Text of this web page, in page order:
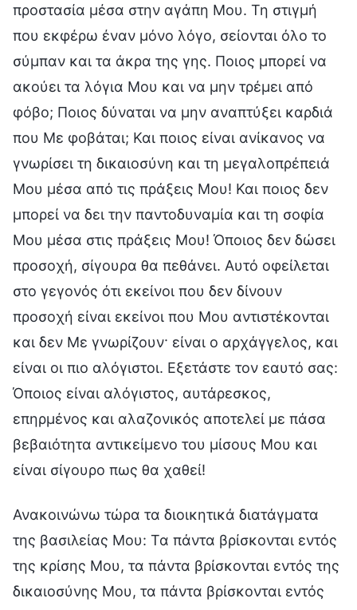
προστασία μέσα στην αγάπη Μου. Τη στιγμή
που εκφέρω έναν μόνο λόγο, σείονται όλο το
σύμπαν και τα άκρα της γης. Ποιος μπορεί να
ακούει τα λόγια Μου και να μην τρέμει από
φόβο; Ποιος δύναται να μην αναπτύξει καρδιά
που Με φοβάται; Και ποιος είναι ανίκανος να
γνωρίσει τη δικαιοσύνη και τη μεγαλοπρέπειά
Μου μέσα από τις πράξεις Μου! Και ποιος δεν
μπορεί να δει την παντοδυναμία και τη σοφία
Μου μέσα στις πράξεις Μου! Όποιος δεν δώσει
προσοχή, σίγουρα θα πεθάνει. Αυτό οφείλεται
στο γεγονός ότι εκείνοι που δεν δίνουν
προσοχή είναι εκείνοι που Μου αντιστέκονται
και δεν Με γνωρίζουν· είναι ο αρχάγγελος, και
είναι οι πιο αλόγιστοι. Εξετάστε τον εαυτό σας:
Όποιος είναι αλόγιστος, αυτάρεσκος,
επηρμένος και αλαζονικός αποτελεί με πάσα
βεβαιότητα αντικείμενο του μίσους Μου και
είναι σίγουρο πως θα χαθεί!
Ανακοινώνω τώρα τα διοικητικά διατάγματα
της βασιλείας Μου: Τα πάντα βρίσκονται εντός
της κρίσης Μου, τα πάντα βρίσκονται εντός της
δικαιοσύνης Μου, τα πάντα βρίσκονται εντός